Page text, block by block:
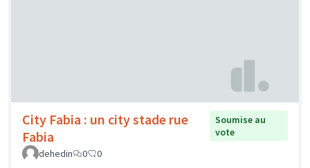
City Fabia : un city stade rue
Fabia
Soumise au
vote
dehedin
0 0